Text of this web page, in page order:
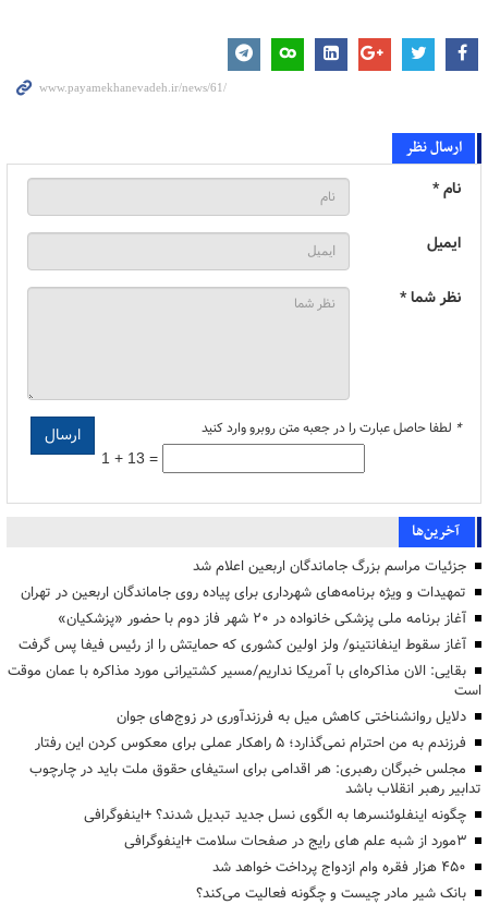
ارسال نظر
نام *
ایمیل
نظر شما *
* لطفا حاصل عبارت را در جعبه متن روبرو وارد کنید
1 + 13 =
آخرین‌ها
جزئیات مراسم بزرگ جاماندگان اربعین اعلام شد
تمهیدات و ویژه برنامه‌های شهرداری برای پیاده روی جاماندگان اربعین در تهران
آغاز برنامه ملی پزشکی خانواده در ۲۰ شهر فاز دوم با حضور «پزشکیان»
آغاز سقوط اینفانتینو/ ولز اولین کشوری که حمایتش را از رئیس فیفا پس گرفت
بقایی: الان مذاکره‌ای با آمریکا نداریم/مسیر کشتیرانی مورد مذاکره با عمان موقت
است
دلایل روانشناختی کاهش میل به فرزندآوری در زوج‌های جوان
فرزندم به من احترام نمی‌گذارد؛ ۵ راهکار عملی برای معکوس کردن این رفتار
مجلس خبرگان رهبری: هر اقدامی برای استیفای حقوق ملت باید در چارچوب
تدابیر رهبر انقلاب باشد
چگونه اینفلوئنسرها به الگوی نسل جدید تبدیل شدند؟ +اینفوگرافی
3مورد از شبه علم های رایج در صفحات سلامت +اینفوگرافی
۴۵۰ هزار فقره وام ازدواج پرداخت خواهد شد
بانک شیر مادر چیست و چگونه فعالیت می‌کند؟